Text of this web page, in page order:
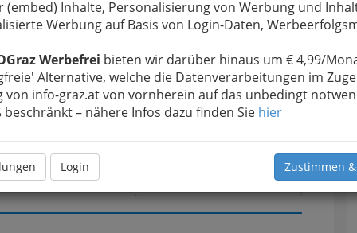
(embed) Inhalte, Personalisierung von Werbung und
Werbung auf Basis von Login-Daten,
Werbefrei bieten wir darüber hinaus um € 4,99/
Alternative, welche die Datenverarbeitungen im
von info-graz.at von vornherein auf das unbedingt
beschränkt – nähere Infos dazu finden Sie hier
Login Zustimmen
Meine Nachricht senden